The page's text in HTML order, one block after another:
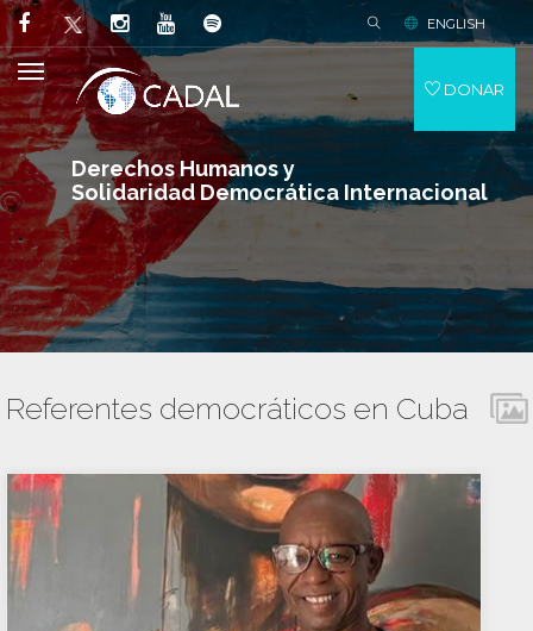
Derechos Humanos y
Solidaridad Democrática Internacional
ENGLISH
DONAR
Referentes democráticos en Cuba